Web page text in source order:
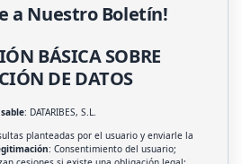
a Nuestro Boletín!
BÁSICA SOBRE
DE DATOS
: DATARIBES, S.L.
planteadas por el usuario y enviarle la
: Consentimiento del usuario;